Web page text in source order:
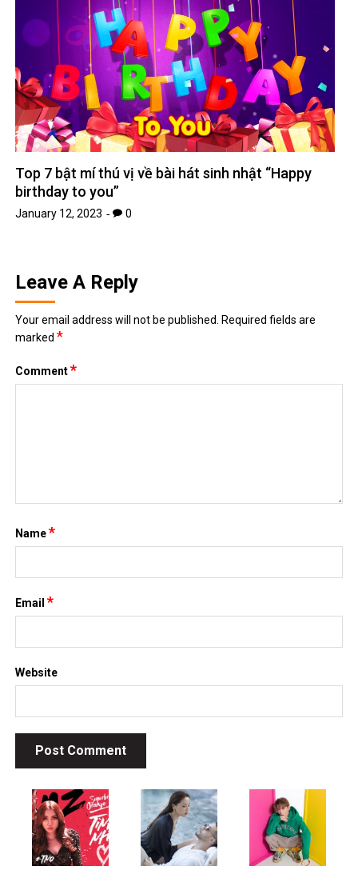
Top 7 bật mí thú vị về bài hát sinh nhật “Happy
birthday to you”
January 12, 2023 0
Leave A Reply
Your email address will not be published.
Required fields are
marked*
Comment*
Name*
Email*
Website